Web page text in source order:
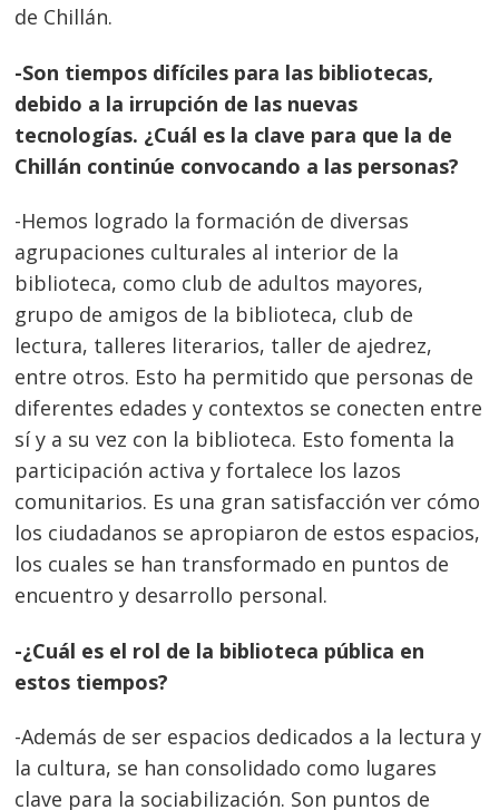
de Chillán.
-Son tiempos difíciles para las bibliotecas,
debido a la irrupción de las nuevas
tecnologías. ¿Cuál es la clave para que la de
Chillán continúe convocando a las personas?
-Hemos logrado la formación de diversas
agrupaciones culturales al interior de la
biblioteca, como club de adultos mayores,
grupo de amigos de la biblioteca, club de
lectura, talleres literarios, taller de ajedrez,
entre otros. Esto ha permitido que personas de
diferentes edades y contextos se conecten entre
sí y a su vez con la biblioteca. Esto fomenta la
participación activa y fortalece los lazos
comunitarios. Es una gran satisfacción ver cómo
los ciudadanos se apropiaron de estos espacios,
los cuales se han transformado en puntos de
encuentro y desarrollo personal.
-¿Cuál es el rol de la biblioteca pública en
estos tiempos?
-Además de ser espacios dedicados a la lectura y
la cultura, se han consolidado como lugares
clave para la sociabilización. Son puntos de
Navegación
de